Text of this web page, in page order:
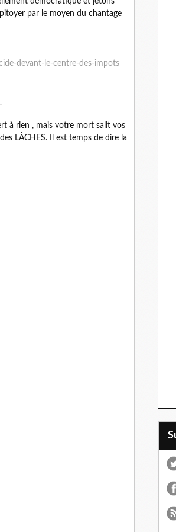
par le moyen du chantage
devant-le-centre-des-impots
à rien , mais votre mort salit vos
LÂCHES. Il est temps de dire la